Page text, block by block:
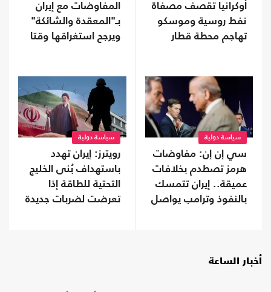
أوكرانيا تقصف مصفاة
نفط روسية وموسكو
تهاجم محطة قطار
المفاوضات مع إيران
بـ"المعقدة والشائكة"
ويرجح استغراقها وقتا
سياسة دولية
سي إن إن: مفاوضات
هرمز تصطدم بخلافات
عميقة.. إيران تتمسك
بالنفوذ وترامب يواصل
سياسة دولية
رويترز: إيران تهدد
باستهداف بُنى الخليج
التحتية للطاقة إذا
تعرضت لضربات جديدة
أخبار الساعة